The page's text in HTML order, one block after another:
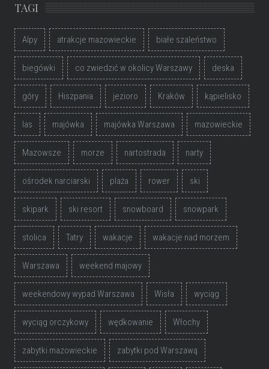
TAGI
Alpy atrakcje mazowieckie białe szaleństwo
biegówki co zwiedzić w okolicy Warszawy deska
góry Hiszpania jezioro Kraków kąpielisko
las majówka majówka Warszawa mazowieckie
Mazowsze morze nartostrada narty
ośrodek narciarski plaża rower ski
skipark ski resort snowboard snowpark
stolica Tatry wakacje wakacje nad morzem
Warszawa weekend majowy
weekendowy wypad Warszawa Wisła wyciąg
wyciąg orczykowy wędkowanie Włochy
zabytki mazowieckie zabytki pod Warszawą